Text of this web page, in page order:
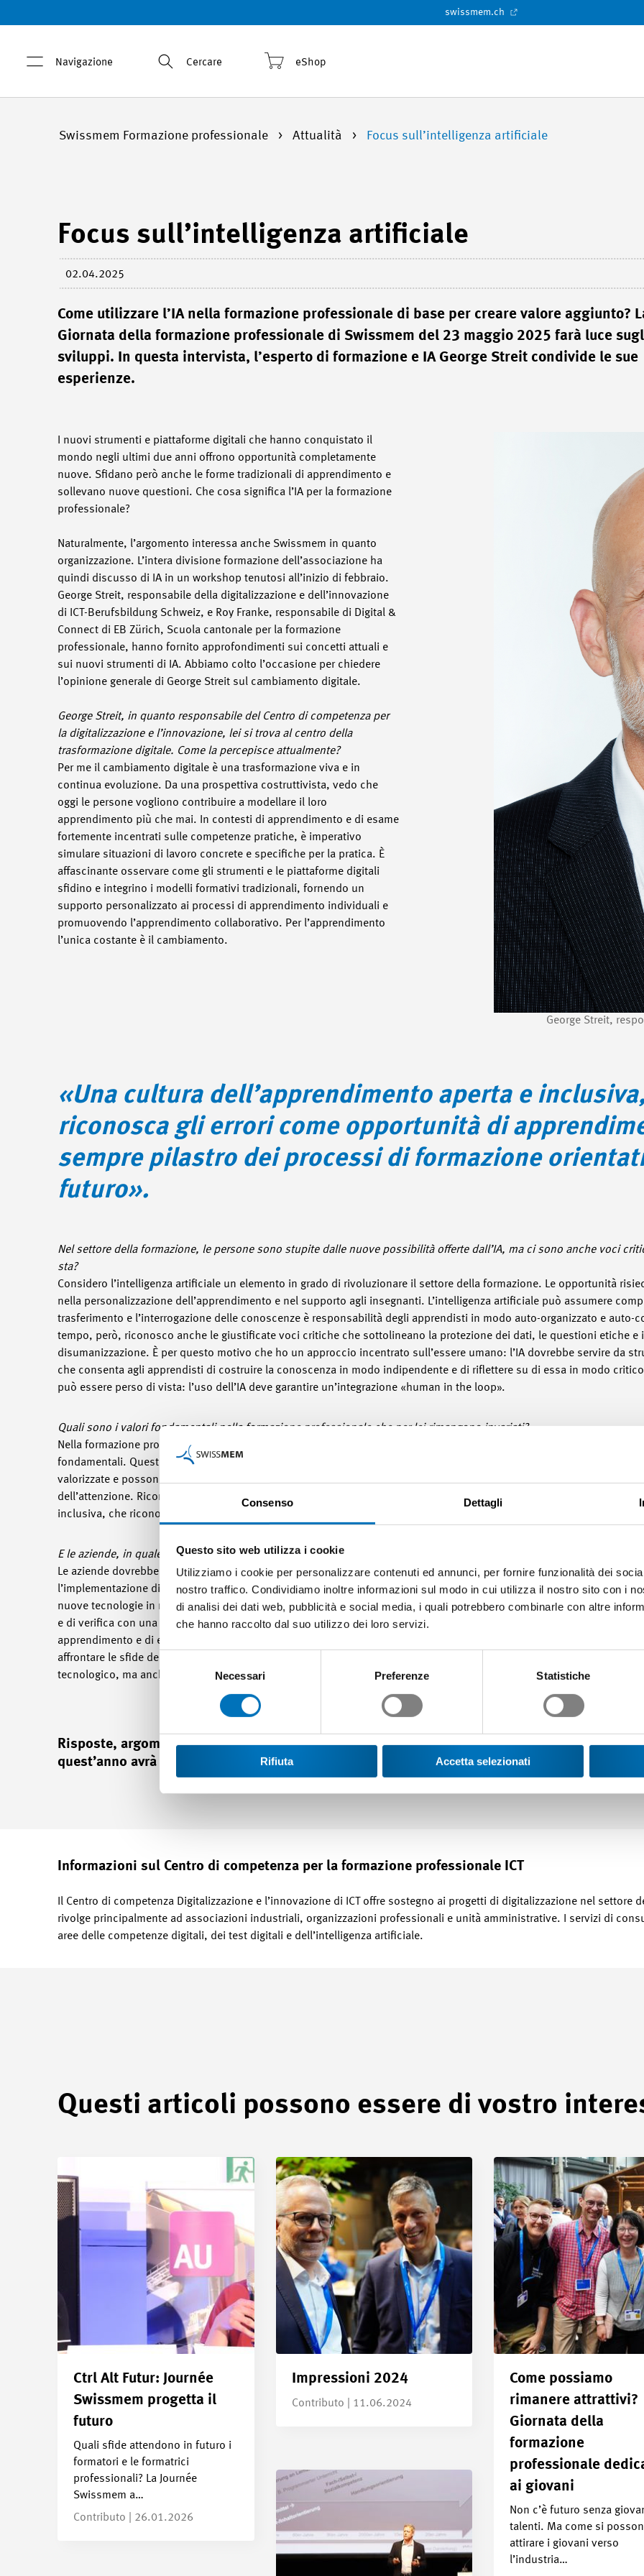
Consenso Dettagli
Questo sito web utilizza i cookie
Utilizziamo i cookie per personalizzare contenuti ed annunci, per fornire funzionalità dei
nostro traffico. Condividiamo inoltre informazioni sul modo in cui utilizza il nostro sito con i
di analisi dei dati web, pubblicità e social media, i quali potrebbero combinarle con altre
che hanno raccolto dal suo utilizzo dei loro servizi.
Necessari Preferenze Statistiche
Rifiuta Accetta selezionati
swissmem.ch
Navigazione Cercare eShop
Swissmem Formazione professionale Attualità Focus sull’intelligenza artificiale
Focus sull’intelligenza artificiale
02.04.2025
Come utilizzare l’IA nella formazione professionale di base per creare valore aggiunto?
Giornata della formazione professionale di Swissmem del 23 maggio 2025 farà luce
sviluppi. In questa intervista, l’esperto di formazione e IA George Streit condivide le sue
esperienze.
I nuovi strumenti e piattaforme digitali che hanno conquistato il
mondo negli ultimi due anni offrono opportunità completamente
nuove. Sfidano però anche le forme tradizionali di apprendimento e
sollevano nuove questioni. Che cosa significa l’IA per la formazione
professionale?
Naturalmente, l’argomento interessa anche Swissmem in quanto
organizzazione. L’intera divisione formazione dell’associazione ha
quindi discusso di IA in un workshop tenutosi all’inizio di febbraio.
George Streit, responsabile della digitalizzazione e dell’innovazione
di ICT-Berufsbildung Schweiz, e Roy Franke, responsabile di Digital &
Connect di EB Zürich, Scuola cantonale per la formazione
professionale, hanno fornito approfondimenti sui concetti attuali e
sui nuovi strumenti di IA. Abbiamo colto l’occasione per chiedere
l’opinione generale di George Streit sul cambiamento digitale.
George Streit, in quanto responsabile del Centro di competenza per
la digitalizzazione e l’innovazione, lei si trova al centro della
trasformazione digitale. Come la percepisce attualmente?
Per me il cambiamento digitale è una trasformazione viva e in
continua evoluzione. Da una prospettiva costruttivista, vedo che
oggi le persone vogliono contribuire a modellare il loro
apprendimento più che mai. In contesti di apprendimento e di esame
fortemente incentrati sulle competenze pratiche, è imperativo
simulare situazioni di lavoro concrete e specifiche per la pratica. È
affascinante osservare come gli strumenti e le piattaforme digitali
sfidino e integrino i modelli formativi tradizionali, fornendo un
supporto personalizzato ai processi di apprendimento individuali e
promuovendo l’apprendimento collaborativo. Per l’apprendimento
l’unica costante è il cambiamento.
George Streit,
«Una cultura dell’apprendimento aperta e
riconosca gli errori come opportunità di
sempre pilastro dei processi di formazione
futuro».
Nel settore della formazione, le persone sono stupite dalle nuove possibilità offerte dall’IA, ma ci sono anche voci
sta?
Considero l’intelligenza artificiale un elemento in grado di rivoluzionare il settore della formazione. Le opportunità
nella personalizzazione dell’apprendimento e nel supporto agli insegnanti. L’intelligenza artificiale può assumere
trasferimento e l’interrogazione delle conoscenze è responsabilità degli apprendisti in modo auto-organizzato e auto-
tempo, però, riconosco anche le giustificate voci critiche che sottolineano la protezione dei dati, le questioni etiche e
disumanizzazione. È per questo motivo che ho un approccio incentrato sull’essere umano: l’IA dovrebbe servire da
che consenta agli apprendisti di costruire la conoscenza in modo indipendente e di riflettere su di essa in modo
può essere perso di vista: l’uso dell’IA deve garantire un’integrazione «human in the loop».
Quali sono i valori fondamentali nella formazione professionale che per lei rimangono invariati?
Nella formazione professionale, valori come la fiducia, l’apertura, il rispetto e la promozione dell’indipendenza e della
fondamentali. Questi valori costituiscono la base di un ambiente di apprendimento e sviluppo in cui tutte le persone
valorizzate e possono avere una crescita continua. Indipendentemente dagli sviluppi tecnologici, le persone
dell’attenzione. Riconoscere e promuovere il loro potenziale è la chiave per un successo sostenibile. Una cultura
inclusiva, che riconosce gli errori quali opportunità di apprendimento, sarà sempre il pilastro dei processi di
E le aziende, in quale particolare settore dovrebbero investire?
Le aziende dovrebbero investire in particolare nello sviluppo e nel miglioramento continuo delle competenze digitali.
l’implementazione di moderni metodi di apprendimento digitale e di verifica, ma anche la formazione dei dipendenti
nuove tecnologie in modo competente e responsabile. È essenziale investire in una solida infrastruttura digitale. Gli
e di verifica con una forte attenzione alle competenze pratiche possono essere implementati efficacemente solo su
apprendimento e di esame flessibili che soddisfino le esigenze individuali. Esse creano spazio per le innovazioni di
affrontare le sfide del cambiamento digitale, le aziende possono assicurarsi così un posizionamento ottimale non
tecnologico, ma anche da quello culturale e pedagogico.
Risposte, argomenti e ispirazioni saranno forniti alla Giornata della Formazione
quest’anno avrà luogo presso la fiera OLMA di San Gallo.
Informazioni sul Centro di competenza per la formazione professionale ICT
Il Centro di competenza Digitalizzazione e l’innovazione di ICT offre sostegno ai progetti di digitalizzazione nel settore
rivolge principalmente ad associazioni industriali, organizzazioni professionali e unità amministrative. I servizi di
aree delle competenze digitali, dei test digitali e dell’intelligenza artificiale.
Questi articoli possono essere di vostro
Ctrl Alt Futur: Journée
Swissmem progetta il
futuro
Quali sfide attendono in futuro i
formatori e le formatrici
professionali? La Journée
Swissmem a…
Contributo | 26.01.2026
Impressioni 2024
Contributo | 11.06.2024
Come possiamo
rimanere attrattivi?
Giornata della
formazione
professionale
ai giovani
Non c’è futuro senza
talenti. Ma come si
attirare i giovani verso
l’industria…